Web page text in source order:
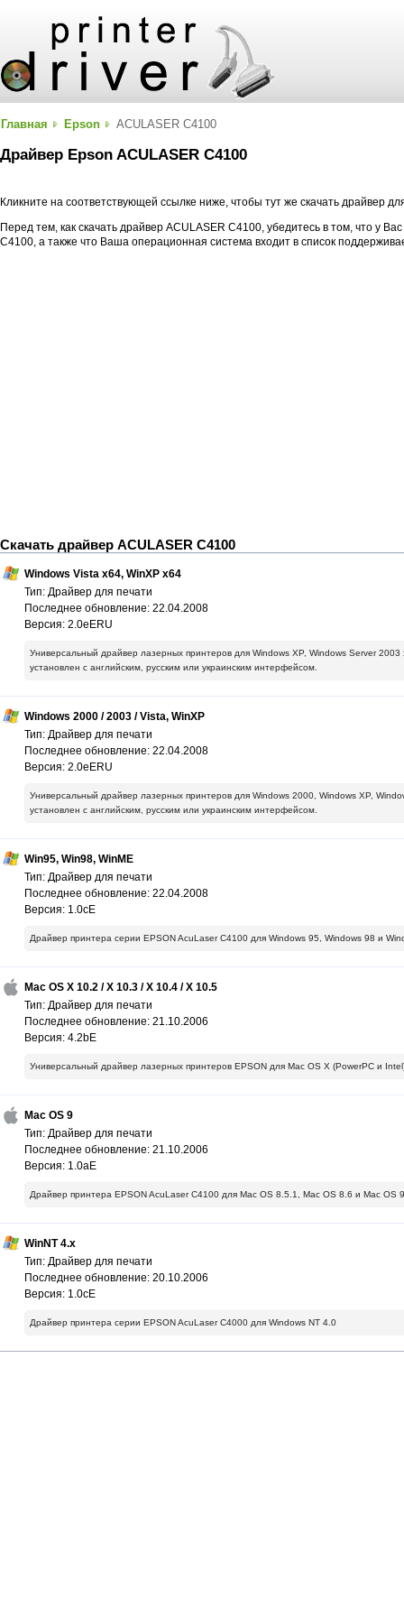
Главная Epson ACULASER C4100
Драйвер Epson ACULASER C4100
Кликните на соответствующей ссылке ниже, чтобы тут же скачать драйвер
Перед тем, как скачать драйвер ACULASER C4100, убедитесь в том, что у
C4100, а также что Ваша операционная система входит в список
Скачать драйвер ACULASER C4100
Windows Vista x64, WinXP x64
Тип: Драйвер для печати
Последнее обновление: 22.04.2008
Версия: 2.0eERU
Универсальный драйвер лазерных принтеров для Windows XP, Windows Server
установлен с английским, русским или украинским интерфейсом.
Windows 2000 / 2003 / Vista, WinXP
Тип: Драйвер для печати
Последнее обновление: 22.04.2008
Версия: 2.0eERU
Универсальный драйвер лазерных принтеров для Windows 2000, Windows XP,
установлен с английским, русским или украинским интерфейсом.
Win95, Win98, WinME
Тип: Драйвер для печати
Последнее обновление: 22.04.2008
Версия: 1.0cE
Драйвер принтера серии EPSON AcuLaser C4100 для Windows 95, Windows 98 и
Mac OS X 10.2 / X 10.3 / X 10.4 / X 10.5
Тип: Драйвер для печати
Последнее обновление: 21.10.2006
Версия: 4.2bE
Универсальный драйвер лазерных принтеров EPSON для Mac OS X (PowerPC и
Mac OS 9
Тип: Драйвер для печати
Последнее обновление: 21.10.2006
Версия: 1.0aE
Драйвер принтера EPSON AcuLaser C4100 для Mac OS 8.5.1, Mac OS 8.6 и Mac OS
WinNT 4.x
Тип: Драйвер для печати
Последнее обновление: 20.10.2006
Версия: 1.0cE
Драйвер принтера серии EPSON AcuLaser C4000 для Windows NT 4.0